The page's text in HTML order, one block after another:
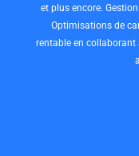
et plus encore.
Optimisations de
rentable en collaborant